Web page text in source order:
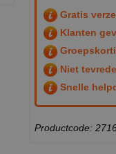
Gratis
Klanten
Niet
Snelle
Productcode: